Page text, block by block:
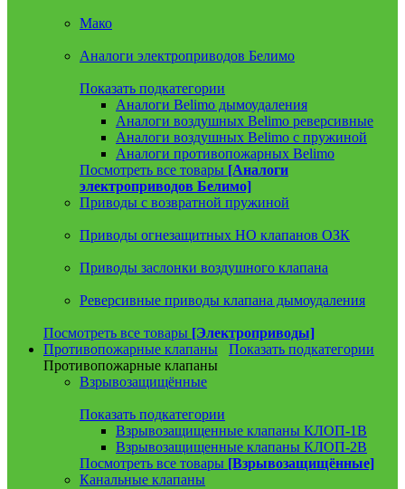
Мако
Аналоги электроприводов Белимо
Показать подкатегории
Аналоги Belimo дымоудаления
Аналоги воздушных Belimo реверсивные
Аналоги воздушных Belimo с пружиной
Аналоги противопожарных Belimo
Посмотреть все товары [Аналоги
электроприводов Белимо]
Приводы с возвратной пружиной
Приводы огнезащитных НО клапанов ОЗК
Приводы заслонки воздушного клапана
Реверсивные приводы клапана дымоудаления
Посмотреть все товары [Электроприводы]
Противопожарные клапаны
Показать подкатегории
Противопожарные клапаны
Взрывозащищённые
Показать подкатегории
Взрывозащищенные клапаны КЛОП-1В
Взрывозащищенные клапаны КЛОП-2В
Посмотреть все товары [Взрывозащищённые]
Канальные клапаны